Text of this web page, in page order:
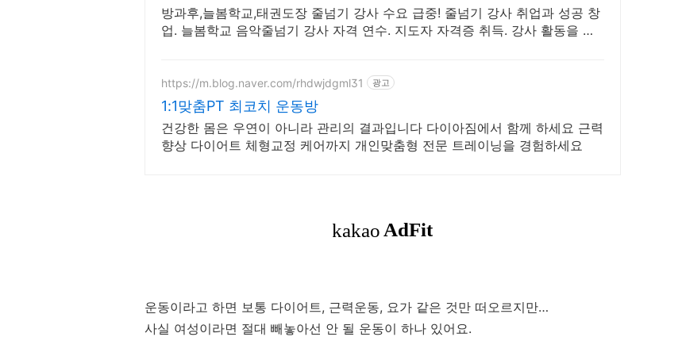
방과후,늘봄학교,태권도장 줄넘기 강사 수요 급중! 줄넘기 강사 취업과 성공 창
업. 늘봄학교 음악줄넘기 강사 자격 연수. 지도자 자격증 취득. 강사 활동을 시
https://m.blog.naver.com/rhdwjdgml31 광고
1:1맞춤PT 최코치 운동방
건강한 몸은 우연이 아니라 관리의 결과입니다 다이아짐에서 함께 하세요 근력
향상 다이어트 체형교정 케어까지 개인맞춤형 전문 트레이닝을 경험하세요
운동이라고 하면 보통 다이어트, 근력운동, 요가 같은 것만 떠오르지만…
사실 여성이라면 절대 빼놓아선 안 될 운동이 하나 있어요.